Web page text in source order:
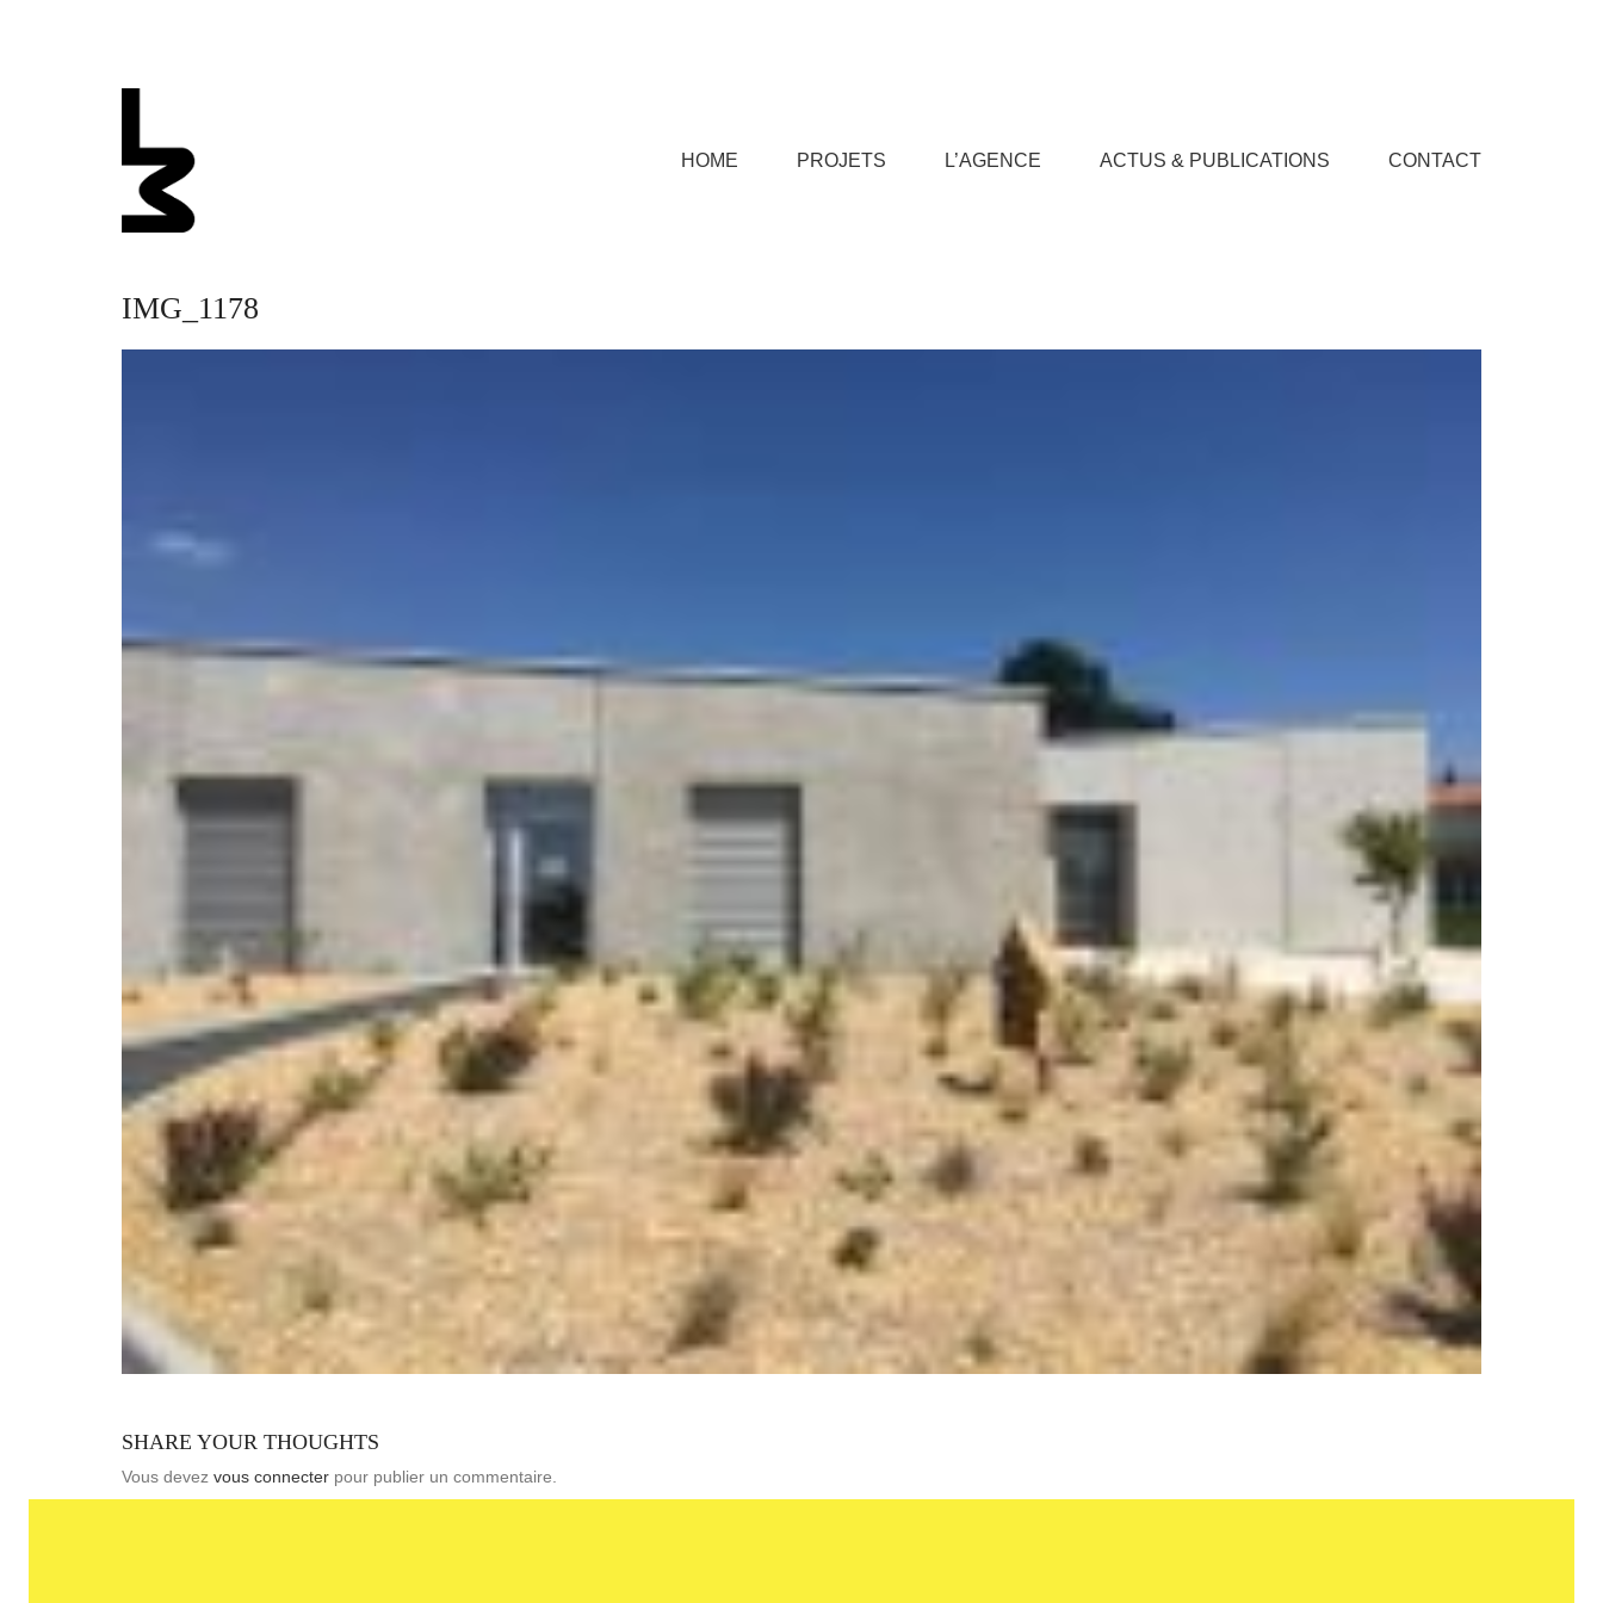
HOME PROJETS L’AGENCE ACTUS & PUBLICATIONS CONTACT
IMG_1178
SHARE YOUR THOUGHTS
Vous devez vous connecter pour publier un commentaire.